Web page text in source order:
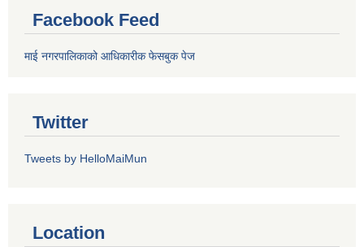
Facebook Feed
माई नगरपालिकाको आधिकारीक फेसबुक पेज
Twitter
Tweets by HelloMaiMun
Location